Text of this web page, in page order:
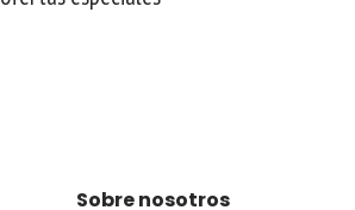
Sobre nosotros